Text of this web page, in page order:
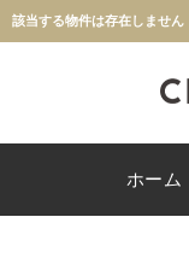
該当する物件は存在しませ
ホーム